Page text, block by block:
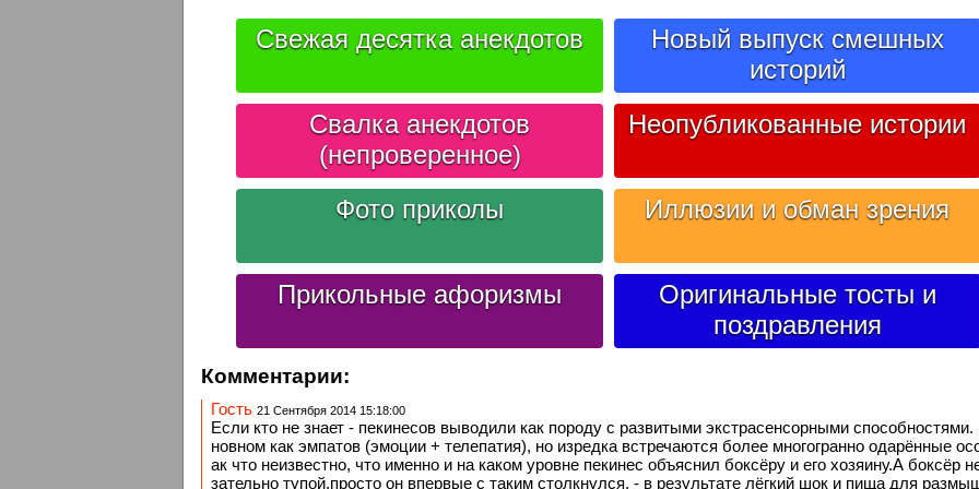
Свежая десятка анекдотов
Новый выпуск смешных
историй
Свалка анекдотов
(непроверенное)
Неопубликованные истории
Фото приколы Иллюзии и обман зрения
Прикольные афоризмы
Оригинальные тосты и
поздравления
Комментарии:
Гость 21 Сентября 2014 15:18:00
Если кто не знает - пекинесов выводили как породу с развитыми экстрасенсорными способностями.
новном как эмпатов (эмоции + телепатия), но изредка встречаются более многогранно одарённые
ак что неизвестно, что именно и на каком уровне пекинес объяснил боксёру и его хозяину.А боксёр
зательно тупой,просто он впервые с таким столкнулся, - в результате лёгкий шок и пища для